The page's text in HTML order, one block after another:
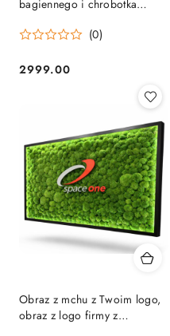
bagiennego i chrobotka
(0)
Cena:
2999.00
Obraz z mchu z Twoim logo,
obraz z logo firmy z